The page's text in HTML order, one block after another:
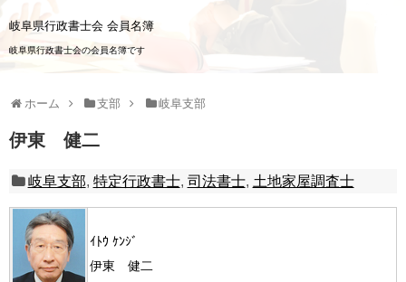
岐阜県行政書士会 会員名簿
岐阜県行政書士会の会員名簿です
ホーム 支部 岐阜支部
伊東 健二
岐阜支部, 特定行政書士, 司法書士, 土地家屋調査士
ｲﾄｳ ｹﾝｼﾞ
伊東 健二